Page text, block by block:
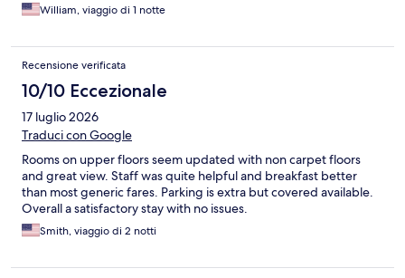
William, viaggio di 1 notte
Recensione verificata
10/10 Eccezionale
17 luglio 2026
Traduci con Google
Rooms on upper floors seem updated with non carpet floors
and great view. Staff was quite helpful and breakfast better
than most generic fares. Parking is extra but covered available.
Overall a satisfactory stay with no issues.
Smith, viaggio di 2 notti